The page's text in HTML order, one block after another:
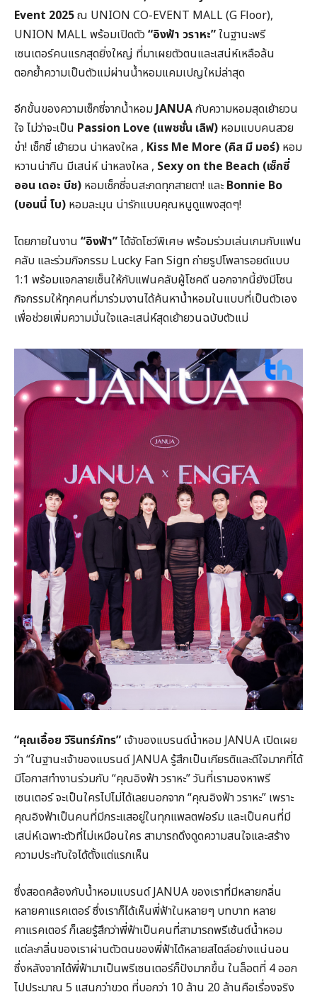
Event 2025ณ UNION CO-EVENT MALL (G Floor),
UNION MALL พร้อมเปิดตัว “อิงฟ้า วราหะ”ในฐานะพรี
เซนเตอร์คนแรกสุดยิ่งใหญ่ ที่มาเผยตัวตนและเสน่ห์เหลือล้น
ตอกย้ำความเป็นตัวแม่ผ่านน้ำหอมแคมเปญใหม่ล่าสุด
อีกขั้นของความเซ็กซี่จากน้ำหอมJANUAกับความหอมสุดเย้ายวน
ใจ ไม่ว่าจะเป็น Passion Love (แพชชั่น เลิฟ) หอมแบบคนสวย
ข๋า! เซ็กซี่ เย้ายวน น่าหลงใหล , Kiss Me More (คิส มี มอร์) หอม
หวานน่ากิน มีเสน่ห์ น่าหลงใหล , Sexy on the Beach (เซ็กซี่
ออน เดอะ บีช) หอมเซ็กซี่จนสะกดทุกสายตา! และBonnie Bo
(บอนนี่ โบ) หอมละมุน น่ารักแบบคุณหนูดูแพงสุดๆ!
โดยภายในงาน “อิงฟ้า”ได้จัดโชว์พิเศษ พร้อมร่วมเล่นเกมกับแฟน
คลับ และร่วมกิจกรรม Lucky Fan Sign ถ่ายรูปโพลารอยด์แบบ
1:1 พร้อมแจกลายเซ็นให้กับแฟนคลับผู้โชคดี นอกจากนี้ยังมีโซน
กิจกรรมให้ทุกคนที่มาร่วมงานได้ค้นหาน้ำหอมในแบบที่เป็นตัวเอง
เพื่อช่วยเพิ่มความมั่นใจและเสน่ห์สุดเย้ายวนฉบับตัวแม่
“คุณเอื้อย วีรินทร์ภัทร” เจ้าของแบรนด์น้ำหอม JANUA เปิดเผย
ว่า “ในฐานะเจ้าของแบรนด์ JANUA รู้สึกเป็นเกียรติและดีใจมากที่ได้
มีโอกาสทำงานร่วมกับ “คุณอิงฟ้า วราหะ” วันที่เรามองหาพรี
เซนเตอร์ จะเป็นใครไปไม่ได้เลยนอกจาก “คุณอิงฟ้า วราหะ” เพราะ
คุณอิงฟ้าเป็นคนที่มีกระแสอยู่ในทุกแพลตฟอร์ม และเป็นคนที่มี
เสน่ห์เฉพาะตัวที่ไม่เหมือนใคร สามารถดึงดูดความสนใจและสร้าง
ความประทับใจได้ตั้งแต่แรกเห็น
ซึ่งสอดคล้องกับน้ำหอมแบรนด์ JANUA ของเราที่มีหลายกลิ่น
หลายคาแรคเตอร์ ซึ่งเราก็ได้เห็นพี่ฟ้าในหลายๆ บทบาท หลาย
คาแรคเตอร์ ก็เลยรู้สึกว่าพี่ฟ้าเป็นคนที่สามารถพรีเซ้นต์น้ำหอม
แต่ละกลิ่นของเราผ่านตัวตนของพี่ฟ้าได้หลายสไตล์อย่างแน่นอน
ซึ่งหลังจากได้พี่ฟ้ามาเป็นพรีเซนเตอร์ก็ปังมากขึ้น ในล็อตที่ 4 ออก
ไปประมาณ 5 แสนกว่าขวด ที่บอกว่า 10 ล้าน 20 ล้านคือเรื่องจริง